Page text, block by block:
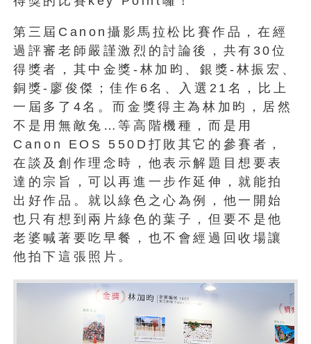
第三屆Canon攝影馬拉松比賽作品，在經
過評審老師嚴謹激烈的討論後，共有30位
得獎者，其中金獎-林加昀、銀獎-林振宏、
銅獎-廖俊傑；佳作6名、入選21名，比上
一屆多了4名。而金獎得主為林加昀，居然
不是用無敵兔…等高階機種，而是用
Canon EOS 550D打敗其它的參賽者，
在談及創作理念時，他表示解題目想要表
達的宗旨，可以再進一步作延伸，就能拍
出好作品。就以綠色之心為例，他一開始
也只有想到兩片綠色的葉子，但要不是他
老婆喊著要吃早餐，也不會經過回收場讓
他拍下這張照片。